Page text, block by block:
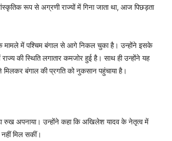
रूप से अग्रणी राज्यों में गिना जाता था, आज पिछड़ता
के मामले में पश्चिम बंगाल से आगे निकल चुका है। उन्होंने इसके
की स्थिति लगातार कमजोर हुई है। साथ ही उन्होंने यह
बंगाल की प्रगति को नुकसान पहुंचाया है।
रुख अपनाया। उन्होंने कहा कि अखिलेश यादव के नेतृत्व में
नहीं मिल सकीं।